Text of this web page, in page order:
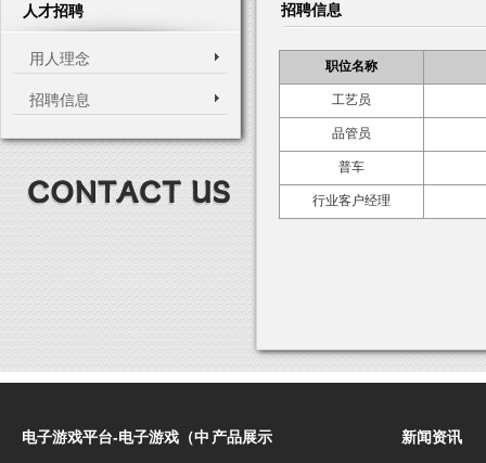
人才招聘
用人理念
招聘信息
招聘信息
职位名称
工艺员
品管员
普车
行业客户经理
电子游戏平台-电子游戏（中 产品展示 新闻资讯